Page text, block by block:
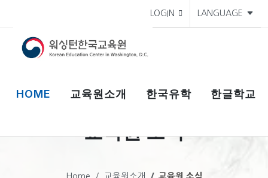
LOGIN LANGUAGE
HOME 교육원소개 한국유학 한글학교
교육원 소식
Home 교육원소개 교육원 소식